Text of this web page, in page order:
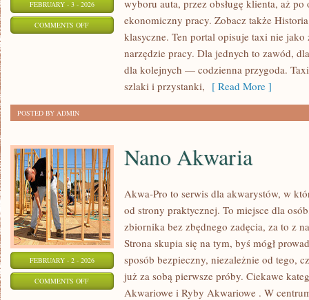
FEBRUARY - 3 - 2026
COMMENTS OFFON
wyboru auta, przez obsługę klienta, aż po
ekonomiczny pracy. Zobacz także
klasyczne. Ten portal opisuje taxi nie
narzędzie pracy. Dla jednych to zawód,
dla kolejnych — codzienna przygoda.
szlaki i przystanki, [ Read More ]
POSTED BY ADMIN
FEBRUARY - 2 - 2026
COMMENTS OFFON
Nano Akwaria
Akwa-Pro to serwis dla akwarystów, w
od strony praktycznej. To miejsce dla
zbiornika bez zbędnego zadęcia, za to z
Strona skupia się na tym, byś mógł
sposób bezpieczny, niezależnie od tego,
już za sobą pierwsze próby. Ciekawe
Akwariowe i Ryby Akwariowe . W